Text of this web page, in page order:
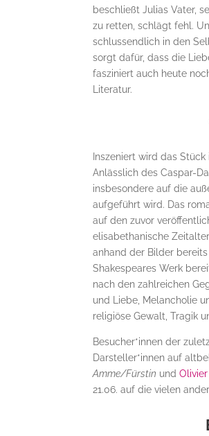
beschließt Julias Vater,
zu retten, schlägt fehl.
schlussendlich in den
sorgt dafür, dass die
fasziniert auch heute
Literatur.
Inszeniert wird das
Anlässlich des Caspar-
insbesondere auf die
aufgeführt wird. Das
auf den zuvor
elisabethanische
anhand der Bilder
Shakespeares Werk
nach den zahlreichen
und Liebe, Melancholie
religiöse Gewalt, Tragik
Besucher*innen der
Darsteller*innen auf
Amme/Fürstin und
21.06. auf die vielen